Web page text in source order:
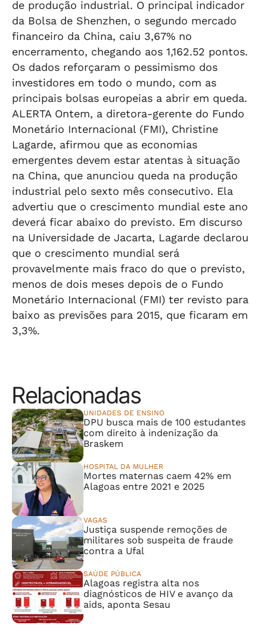
de produção industrial. O principal indicador
da Bolsa de Shenzhen, o segundo mercado
financeiro da China, caiu 3,67% no
encerramento, chegando aos 1,162.52 pontos.
Os dados reforçaram o pessimismo dos
investidores em todo o mundo, com as
principais bolsas europeias a abrir em queda.
ALERTA Ontem, a diretora-gerente do Fundo
Monetário Internacional (FMI), Christine
Lagarde, afirmou que as economias
emergentes devem estar atentas à situação
na China, que anunciou queda na produção
industrial pelo sexto mês consecutivo. Ela
advertiu que o crescimento mundial este ano
deverá ficar abaixo do previsto. Em discurso
na Universidade de Jacarta, Lagarde declarou
que o crescimento mundial será
provavelmente mais fraco do que o previsto,
menos de dois meses depois de o Fundo
Monetário Internacional (FMI) ter revisto para
baixo as previsões para 2015, que ficaram em
3,3%.
Relacionadas
UNIDADES DE ENSINO
DPU busca mais de 100 estudantes
com direito à indenização da
Braskem
HOSPITAL DA MULHER
Mortes maternas caem 42% em
Alagoas entre 2021 e 2025
VAGAS
Justiça suspende remoções de
militares sob suspeita de fraude
contra a Ufal
SAÚDE PÚBLICA
Alagoas registra alta nos
diagnósticos de HIV e avanço da
aids, aponta Sesau